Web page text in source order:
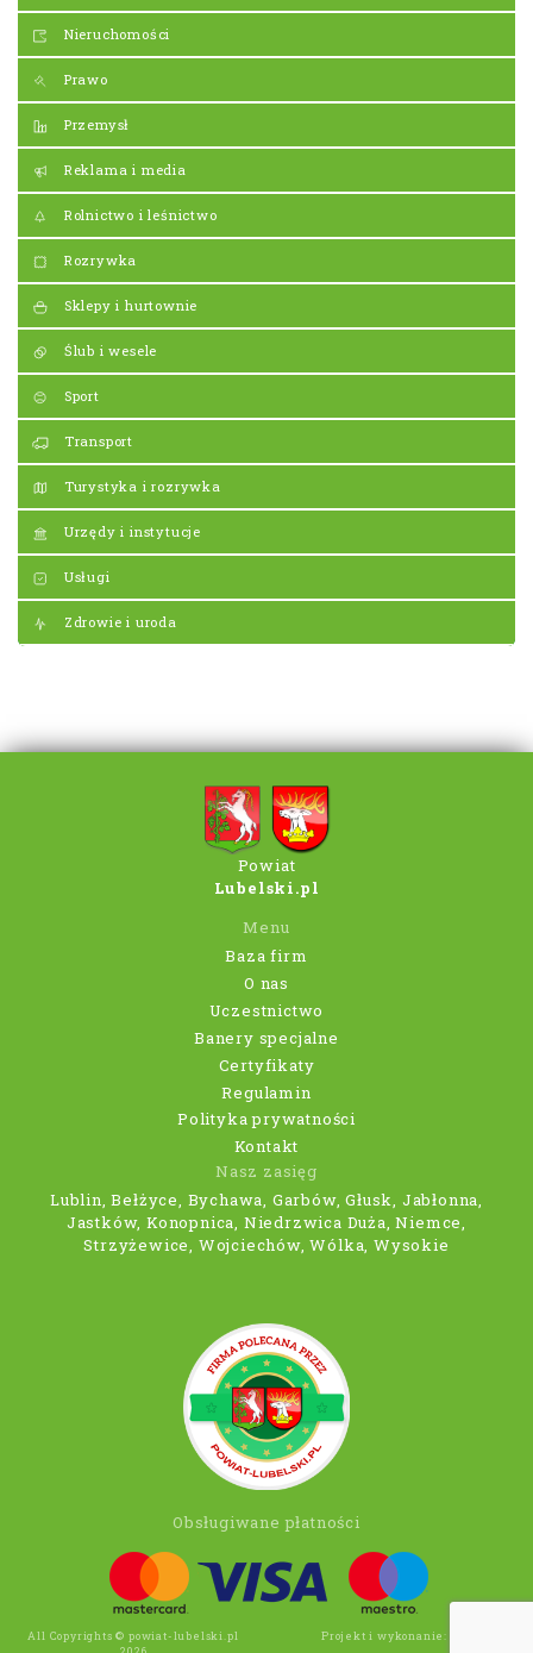
Nieruchomości
Prawo
Przemysł
Reklama i media
Rolnictwo i leśnictwo
Rozrywka
Sklepy i hurtownie
Ślub i wesele
Sport
Transport
Turystyka i rozrywka
Urzędy i instytucje
Usługi
Zdrowie i uroda
Powiat
Lubelski.pl
Menu
Baza firm
O nas
Uczestnictwo
Banery specjalne
Certyfikaty
Regulamin
Polityka prywatności
Kontakt
Nasz zasięg
Lublin, Bełżyce, Bychawa, Garbów, Głusk, Jabłonna,
Jastków, Konopnica, Niedrzwica Duża, Niemce,
Strzyżewice, Wojciechów, Wólka, Wysokie
Obsługiwane płatności
All Copyrights © powiat-lubelski.pl
Projekt i wykonanie: